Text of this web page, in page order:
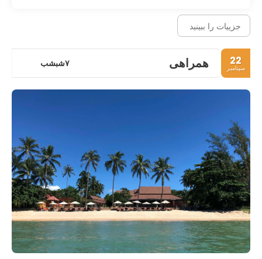
جزییات را ببینید
22
سپتامبر همراهی ۷شبشب